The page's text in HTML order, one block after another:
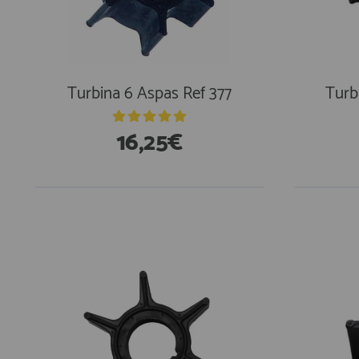
Equipo Personal
Fondeo y Amarre
Kayaks
Mantenimiento y Limpieza
Tiempo Libre
Submarinismo
Turbina 6 Aspas Ref 377
16,25€